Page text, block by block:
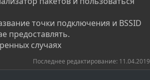
точки подключения и BSSID
предоставлять.
случаях
Последнее редактирование: 11.04.2019